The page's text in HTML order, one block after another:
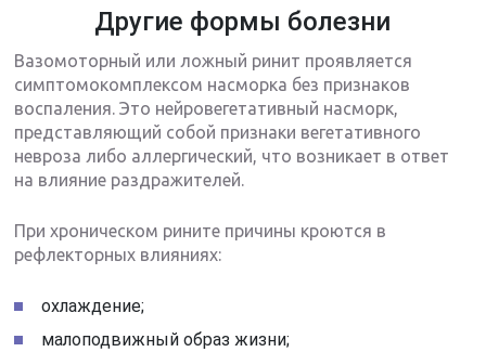
Другие формы болезни
Вазомоторный или ложный ринит проявляется
симптомокомплексом насморка без признаков
воспаления. Это нейровегетативный насморк,
представляющий собой признаки вегетативного
невроза либо аллергический, что возникает в ответ
на влияние раздражителей.
При хроническом рините причины кроются в
рефлекторных влияниях:
охлаждение;
малоподвижный образ жизни;